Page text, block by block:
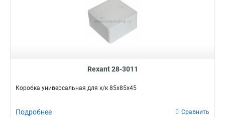
Rexant 28-3011
Коробка универсальная для к/к 85х85х45
Подробнее Сравнить